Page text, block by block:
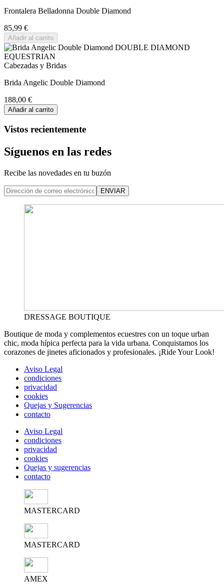
Frontalera Belladonna Double Diamond
85,99 €
Añadir al carrito
Cabezadas y Bridas
Brida Angelic Double Diamond
188,00 €
Añadir al carrito
Vistos recientemente
Síguenos en las redes
Recibe las novedades en tu buzón
ENVIAR
DRESSAGE BOUTIQUE
Boutique de moda y complementos ecuestres con un toque urban
chic, moda hípica perfecta para la vida urbana. Conquistamos los
corazones de jinetes aficionados y profesionales. ¡Ride Your Look!
Aviso Legal
condiciones
privacidad
cookies
Quejas y Sugerencias
contacto
Aviso Legal
condiciones
privacidad
cookies
Quejas y sugerencias
contacto
MASTERCARD
MASTERCARD
AMEX